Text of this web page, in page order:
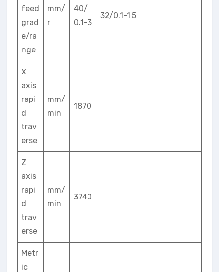
feed
grad
e/ra
nge
mm/
r
40/
0.1-3
32/0.1-1.5
X
axis
rapi
d
trav
erse
mm/
min
1870
Z
axis
rapi
d
trav
erse
mm/
min
3740
Metr
ic